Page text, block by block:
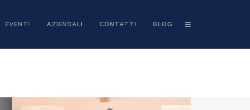
EVENTI AZIENDALI CONTATTI BLOG